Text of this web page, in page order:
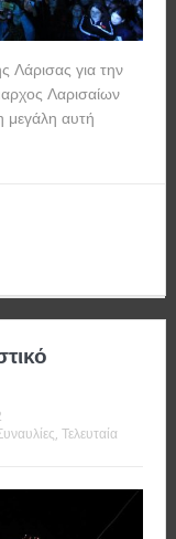
Λάρισας για την
Λαρισαίων
μεγάλη αυτή
, Τελευταία